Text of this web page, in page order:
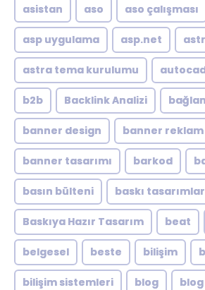
asistan aso aso çalışması
asp uygulama asp.net
astra tema kurulumu
b2b Backlink Analizi
banner design banner reklam
banner tasarımı barkod
basın bülteni baskı
Baskıya Hazır Tasarım beat
belgesel beste bilişim
bilişim sistemleri blog blog